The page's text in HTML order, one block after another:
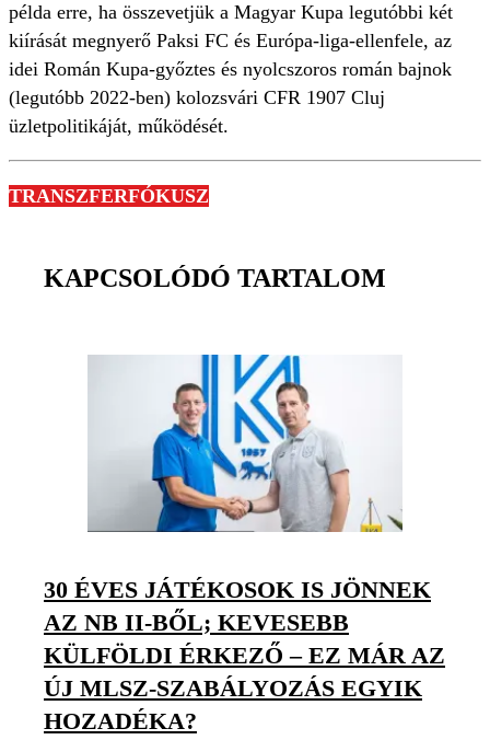
példa erre, ha összevetjük a Magyar Kupa legutóbbi két
kiírását megnyerő Paksi FC és Európa-liga-ellenfele, az
idei Román Kupa-győztes és nyolcszoros román bajnok
(legutóbb 2022-ben) kolozsvári CFR 1907 Cluj
üzletpolitikáját, működését.
TRANSZFERFÓKUSZ
KAPCSOLÓDÓ TARTALOM
30 ÉVES JÁTÉKOSOK IS JÖNNEK
AZ NB II-BŐL; KEVESEBB
KÜLFÖLDI ÉRKEZŐ – EZ MÁR AZ
ÚJ MLSZ-SZABÁLYOZÁS EGYIK
HOZADÉKA?